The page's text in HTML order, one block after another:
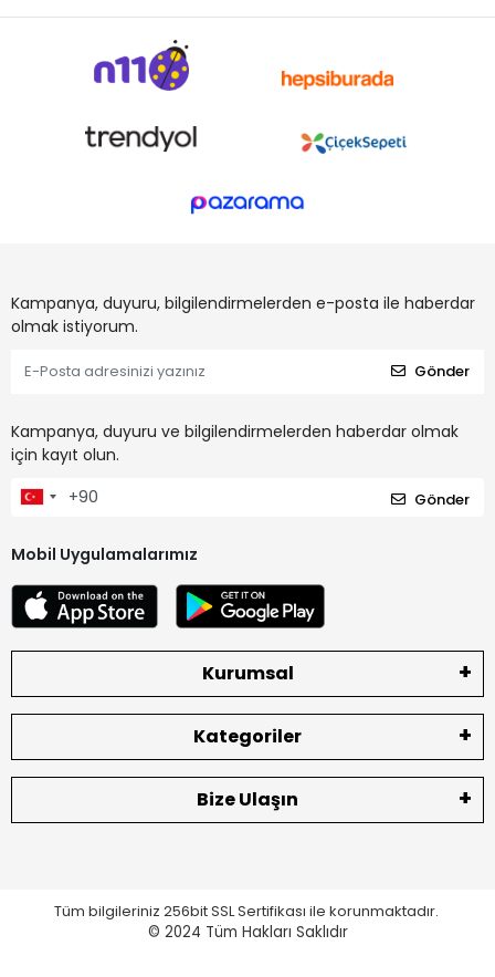
Kampanya, duyuru, bilgilendirmelerden e-posta ile haberdar
olmak istiyorum.
Gönder
Kampanya, duyuru ve bilgilendirmelerden haberdar olmak
için kayıt olun.
Gönder
Mobil Uygulamalarımız
Kurumsal
Kategoriler
Bize Ulaşın
Tüm bilgileriniz 256bit SSL Sertifikası ile korunmaktadır.
© 2024 Tüm Hakları Saklıdır